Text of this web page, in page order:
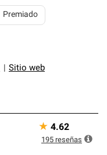
Sitio web
Premiado
★ 4.62
195 reseñas